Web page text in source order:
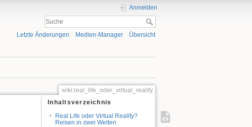
Anmelden
Letzte Änderungen Medien-Manager Übersicht
wiki:real_life_oder_virtual_reality
Inhaltsverzeichnis
Real Life oder Virtual Reality?
Reisen in zwei Welten